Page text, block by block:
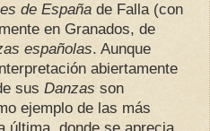
de España de Falla (con
en Granados, de
españolas. Aunque
abiertamente
sus Danzas son
ejemplo de las más
última, donde se aprecia